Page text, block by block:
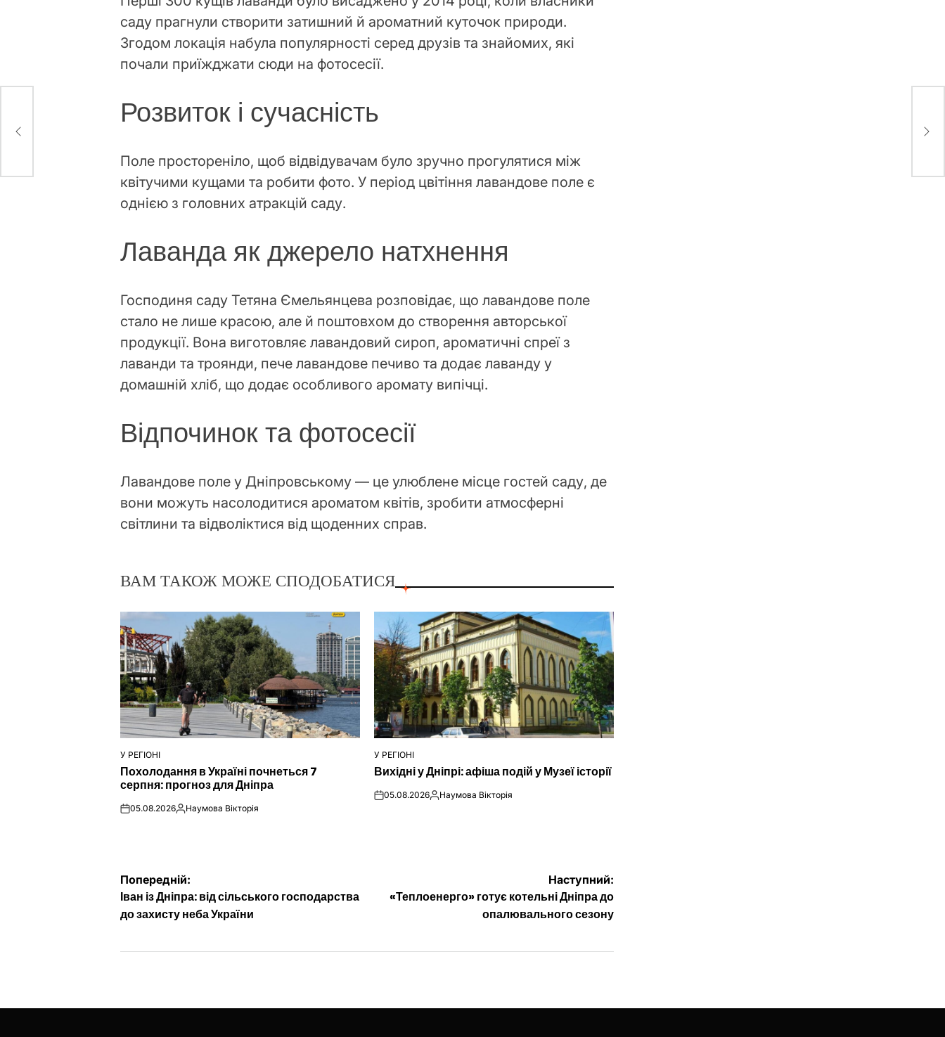
саду прагнули створити затишний й ароматний куточок природи.
Згодом локація набула популярності серед друзів та знайомих, які
почали приїжджати сюди на фотосесії.
Розвиток і сучасність
Поле простореніло, щоб відвідувачам було зручно прогулятися між
квітучими кущами та робити фото. У період цвітіння лавандове поле є
однією з головних атракцій саду.
Лаванда як джерело натхнення
Господиня саду Тетяна Ємельянцева розповідає, що лавандове поле
стало не лише красою, але й поштовхом до створення авторської
продукції. Вона виготовляє лавандовий сироп, ароматичні спреї з
лаванди та троянди, пече лавандове печиво та додає лаванду у
домашній хліб, що додає особливого аромату випічці.
Відпочинок та фотосесії
Лавандове поле у Дніпровському — це улюблене місце гостей саду, де
вони можуть насолодитися ароматом квітів, зробити атмосферні
світлини та відволіктися від щоденних справ.
ВАМ ТАКОЖ МОЖЕ СПОДОБАТИСЯ
ОПУБЛІКУВАТИ
У РЕГІОНІ
Похолодання в Україні почнеться 7
серпня: прогноз для Дніпра
on05.08.2026Опубліковано
Наумова Вікторія
ОПУБЛІКУВАТИ
У
У РЕГІОНІ
Вихідні у Дніпрі: афіша подій у Музеї історії
on05.08.2026Опубліковано
Наумова Вікторія
Навігація
записів
Попередній:
Іван із Дніпра: від сільського господарства
до захисту неба України
Наступний:
«Теплоенерго» готує котельні Дніпра до
опалювального сезону